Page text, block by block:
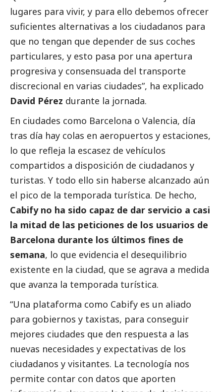
lugares para vivir, y para ello debemos ofrecer
suficientes alternativas a los ciudadanos para
que no tengan que depender de sus coches
particulares, y esto pasa por una apertura
progresiva y consensuada del transporte
discrecional en varias ciudades”, ha explicado
David Pérez durante la jornada.
En ciudades como Barcelona o Valencia, día
tras día hay colas en aeropuertos y estaciones,
lo que refleja la escasez de vehículos
compartidos a disposición de ciudadanos y
turistas. Y todo ello sin haberse alcanzado aún
el pico de la temporada turística. De hecho,
Cabify no ha sido capaz de dar servicio a casi
la mitad de las peticiones de los usuarios de
Barcelona durante los últimos fines de
semana, lo que evidencia el desequilibrio
existente en la ciudad, que se agrava a medida
que avanza la temporada turística.
“Una plataforma como Cabify es un aliado
para gobiernos y taxistas, para conseguir
mejores ciudades que den respuesta a las
nuevas necesidades y expectativas de los
ciudadanos y visitantes. La tecnología nos
permite contar con datos que aporten